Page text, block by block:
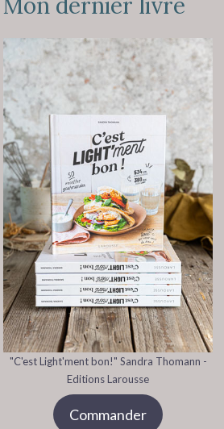
"C'est Light'ment bon!" Sandra Thomann -
Editions Larousse
Commander